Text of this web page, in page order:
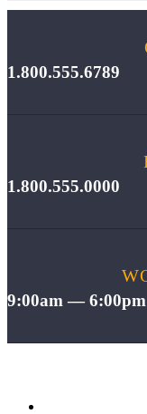
1.800.555.6789
1.800.555.0000
9:00am — 6:00pm